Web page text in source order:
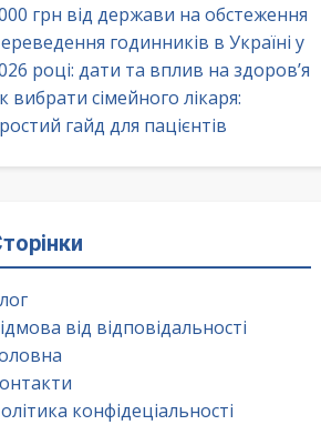
грн від держави на обстеження
годинників в Україні у
році: дати та вплив на здоров’я
вибрати сімейного лікаря:
гайд для пацієнтів
від відповідальності
конфідеціальності